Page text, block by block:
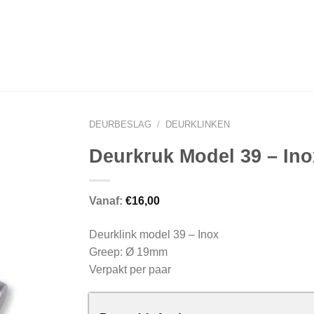
DEURBESLAG / DEURKLINKEN
Deurkruk Model 39 –
Vanaf: €16,00
Deurklink model 39 – Inox
Greep: Ø 19mm
Verpakt per paar